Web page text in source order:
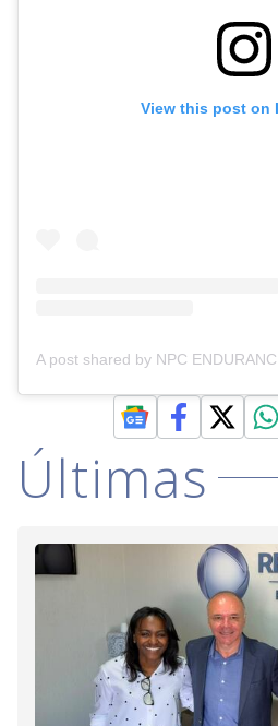
View this post on
Últimas